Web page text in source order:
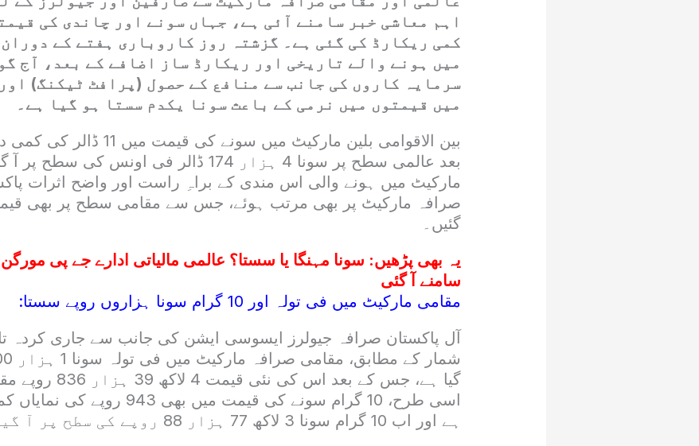
اہم معاشی خبر سامنے آئی ہے، جہاں سونے اور چاندی کی
کمی ریکارڈ کی گئی ہے۔ گزشتہ روز کاروباری ہفتے کے
میں ہونے والے تاریخی اور ریکارڈ ساز اضافے کے بعد، آج
سرمایہ کاروں کی جانب سے منافع کے حصول (پرافٹ ٹیکنگ)
میں قیمتوں میں نرمی کے باعث سونا یکدم سستا ہو گیا ہے۔
بین الاقوامی بلین مارکیٹ میں
بعد عالمی سطح پر سونا 4 ہزار 174 ڈالر فی اونس کی
مارکیٹ میں ہونے والی اس مندی کے براہِ راست اور واضح اثرات
صرافہ مارکیٹ پر بھی مرتب ہوئے، جس سے مقامی سطح پر بھی
گئیں۔
یہ بھی پڑھیں: سونا مہنگا یا سستا؟ عالمی مالیاتی ادارے جے پی
سامنے آ گئی
مقامی مارکیٹ میں فی تولہ اور 10 گرام سونا ہزاروں روپے سستا:
آل پاکستان صرافہ جیولرز ایسوسی ایشن کی جانب سے جاری کردہ
گیا ہے، جس کے بعد اس
اسی طرح، 10 گرام سونے کی قیمت میں
ہے اور اب 10 گرام سونا 3 لاکھ 77 ہزار 88 روپے کی سطح پر آ گیا ہے۔